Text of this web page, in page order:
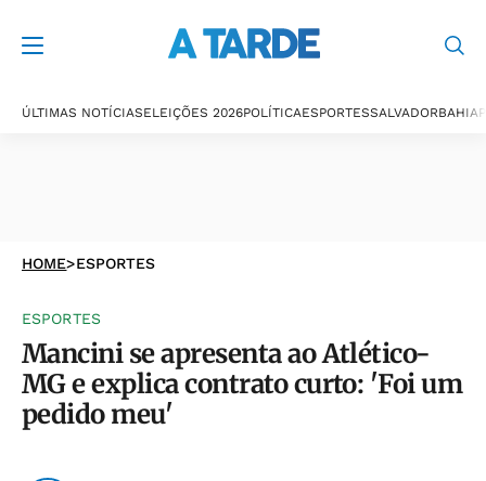
ÚLTIMAS NOTÍCIASELEIÇÕES 2026POLÍTICAESPORTESSALVADORBAHIA
HOME>ESPORTES
ESPORTES
Mancini se apresenta ao Atlético-
MG e explica contrato curto: 'Foi um
pedido meu'